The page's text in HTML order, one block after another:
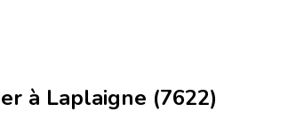
à Laplaigne (7622)